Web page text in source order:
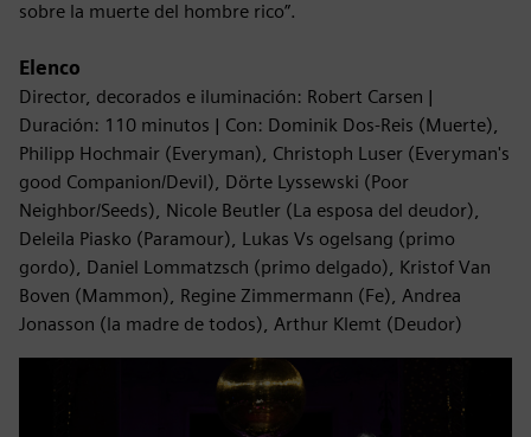
sobre la muerte del hombre rico”.
Elenco
Director, decorados e iluminación: Robert Carsen |
Duración: 110 minutos | Con: Dominik Dos-Reis (Muerte),
Philipp Hochmair (Everyman), Christoph Luser (Everyman's
good Companion/Devil), Dörte Lyssewski (Poor
Neighbor/Seeds), Nicole Beutler (La esposa del deudor),
Deleila Piasko (Paramour), Lukas Vs ogelsang (primo
gordo), Daniel Lommatzsch (primo delgado), Kristof Van
Boven (Mammon), Regine Zimmermann (Fe), Andrea
Jonasson (la madre de todos), Arthur Klemt (Deudor)